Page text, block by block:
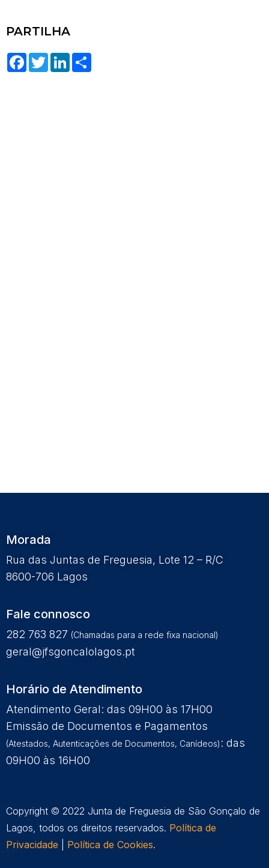
PARTILHA
Facebook
TwitterLinkedIn
Morada
Rua das Juntas de Freguesia, Lote 12 – R/C
8600-706 Lagos
Fale connosco
282 763 827 (Chamadas para a rede fixa nacional)
geral@jfsgoncalolagos.pt
Horário de Atendimento
Atendimento Geral: das 09H00 às 17H00
Emissão de Documentos e Pagamentos
(Atestados, Autenticações de Documentos, Canídeos) : das
09H00 às 16H00
Copyright © 2022 Junta de Freguesia de São Gonçalo de
Lagos, todos os direitos reservados. Política de
Privacidade
Política de Cookies.